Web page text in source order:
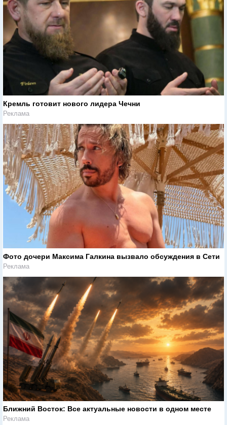
Кремль готовит нового лидера Чечни
Реклама
Фото дочери Максима Галкина вызвало обсуждения в Сети
Реклама
Ближний Восток: Все актуальные новости в одном месте
Реклама